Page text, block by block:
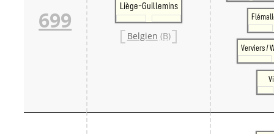
699
Liège-Guillemins
Belgien (B)
Verviers /